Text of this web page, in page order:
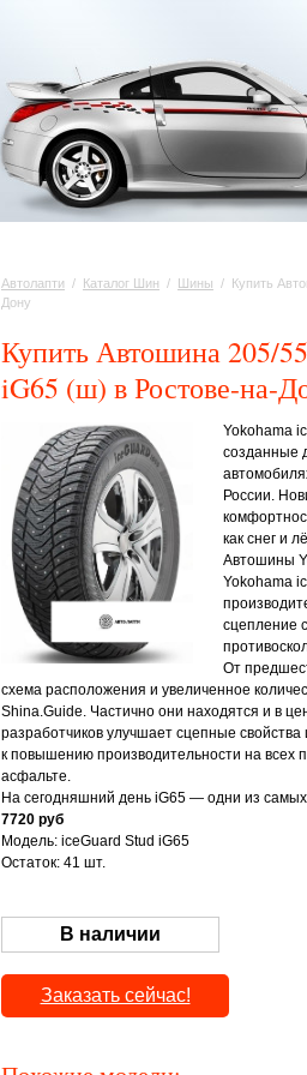
Автолапти / Каталог Шин / Шины / Купить
Дону
Купить Автошина 205/
iG65 (ш) в Ростове-на-
Yokohama
созданные
России.
как снег и
Автошины
Yokohama
сцепление
От
схема расположения и увеличенное
Shina.Guide. Частично они находятся и в
разработчиков улучшает сцепные
к повышению производительности на всех
асфальте.
На сегодняшний день iG65 — одни из
7720 руб
Модель: iceGuard Stud iG65
Остаток: 41 шт.
В наличии
Заказать сейчас!